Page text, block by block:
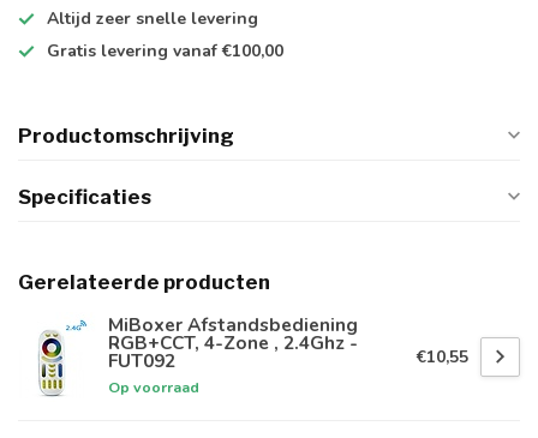
Altijd zeer snelle levering
Gratis levering vanaf €100,00
Productomschrijving
Specificaties
Gerelateerde producten
MiBoxer Afstandsbediening
RGB+CCT, 4-Zone , 2.4Ghz -
FUT092
Op voorraad
€10,55